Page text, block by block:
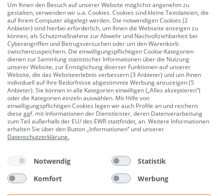
Material: Stahl
Für Wohnungsabschluss- und Zimmertüren
Universell für DIN-rechte und DIN-linke Türen
verwendbar
Lieferumfang: Schließblech
Herstellerinformationen: ABUS August Bremicker
Söhne KG | Altenhofer Weg 25 | 58300 Wetter,
Deutschland | Website: www.abus.com |
Herstellernr. 889875
Um Ihnen den Besuch auf unserer Website möglichst angenehm zu
gestalten, verwenden wir u.a. Cookies. Cookies sind kleine Textdateien, die
auf Ihrem Computer abgelegt werden. Die notwendigen Cookies (2
Anbieter) sind hierbei erforderlich, um Ihnen die Webseite anzeigen zu
können, als Schutzmaßnahme zur Abwehr und Nachvollziehbarkeit bei
Cyberangriffen und Betrugsversuchen oder um den Warenkorb
zwischenzuspeichern. Die einwilligungspflichtigen Cookie-Kategorien
dienen zur Sammlung statistischer Informationen über die Nutzung
unserer Website, zur Ermöglichung diverser Funktionen auf unserer
Website, die das Websiteerlebnis verbessern (3 Anbieter) und um Ihnen
individuell auf Ihre Bedürfnisse abgestimmte Werbung anzuzeigen (5
Anbieter). Sie können in alle Kategorien einwilligen („Alles akzeptieren“)
oder die Kategorien einzeln auswählen. Mit Hilfe von
einwilligungspflichtigen Cookies legen wir auch Profile an und reichern
diese ggf. mit Informationen der Dienstleister, deren Datenverarbeitung
zum Teil außerhalb der EU/ des EWR stattfindet, an. Weitere Informationen
erhalten Sie über den Button „Informationen“ und unserer
Datenschutzerklärung.
Notwendig
Statistik
Komfort
Werbung